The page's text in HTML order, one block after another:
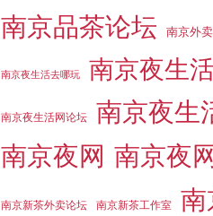
南京品茶论坛
南京外
南京夜生活去哪玩 南京夜生
南京夜生活网论坛
南京夜生
南京夜网 南京夜
南京新茶外卖论坛 南京新茶工作室
南